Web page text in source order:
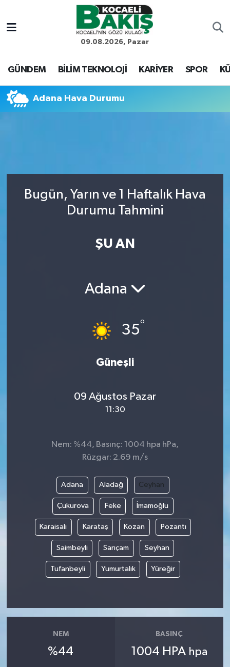
09.08.2026, Pazar
GÜNDEM BİLİM TEKNOLOJİ KARİYER SPOR
Adana Hava Durumu
Bugün, Yarın ve 1 Haftalık Hava
Durumu Tahmini
ŞU AN
Adana
35°
Güneşli
09 Ağustos Pazar
11:30
Nem: %44, Basınç: 1004 hpa hPa,
Rüzgar: 2.69 m/s
Adana Aladağ Ceyhan
Çukurova Feke İmamoğlu
Karaisalı Karataş Kozan Pozantı
Saimbeyli Sarıçam Seyhan
Tufanbeyli Yumurtalık Yüreğir
NEM
%44
BASINÇ
1004 HPA hpa
Kocaeli Nöbetçi Eczaneler
Kocaeli Hava Durumu
Haber Arşivi